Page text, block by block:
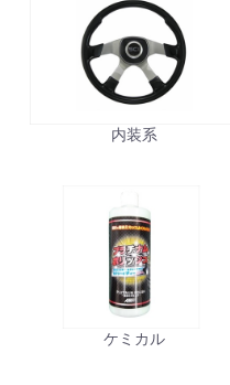
内装系
ケミカル